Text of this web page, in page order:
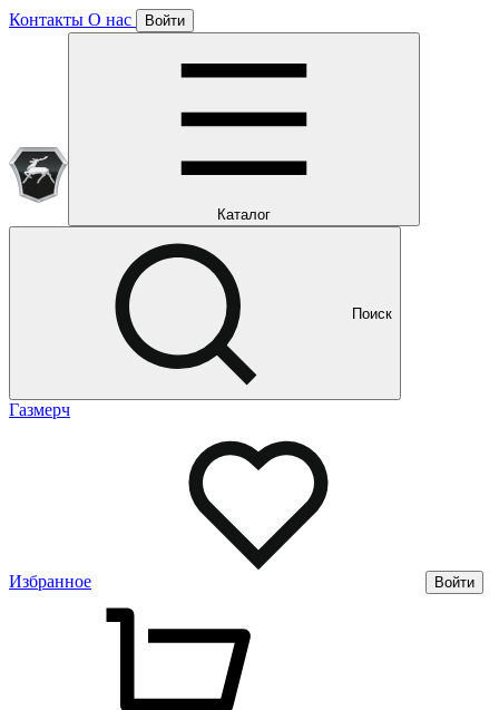
Контакты О нас Войти
Каталог
Поиск
Газмерч
Избранное Войти
Отлично!
Подписка уже оформлена